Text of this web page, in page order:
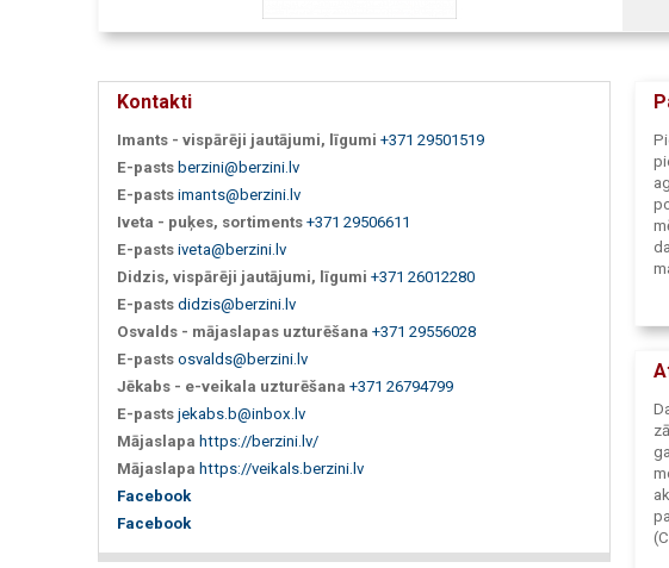
Kontakti
Imants - vispārēji jautājumi, līgumi +371 29501519
E-pasts berzini@berzini.lv
E-pasts imants@berzini.lv
Iveta - puķes, sortiments +371 29506611
E-pasts iveta@berzini.lv
Didzis, vispārēji jautājumi, līgumi +371 26012280
E-pasts didzis@berzini.lv
Osvalds - mājaslapas uzturēšana +371 29556028
E-pasts osvalds@berzini.lv
Jēkabs - e-veikala uzturēšana +371 26794799
E-pasts jekabs.b@inbox.lv
Mājaslapa https://berzini.lv/
Mājaslapa https://veikals.berzini.lv
Facebook
Facebook